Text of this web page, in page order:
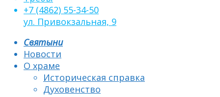
+7 (4862) 55-34-50
ул. Привокзальная, 9
Святыни
Новости
О храме
Историческая справка
Духовенство